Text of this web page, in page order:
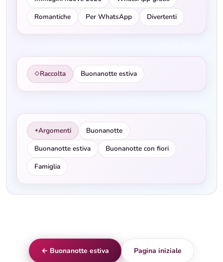
Romantiche
Per WhatsApp Divertenti
◇Raccolta Buonanotte estiva
✦Argomenti
Buonanotte
Buonanotte estiva
Buonanotte con fiori
Famiglia
← Buonanotte estiva Pagina iniziale